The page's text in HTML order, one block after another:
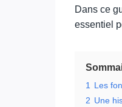
Dans ce
essentiel
1
Les
2 Une